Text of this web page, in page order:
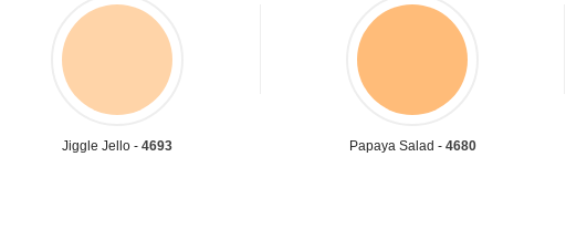
Jiggle Jello - 4693 Papaya Salad - 4680